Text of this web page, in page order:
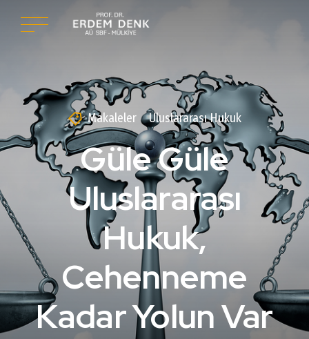
Makaleler Uluslararası Hukuk
Güle Güle
Uluslararası
Hukuk,
Cehenneme
Kadar Yolun Var